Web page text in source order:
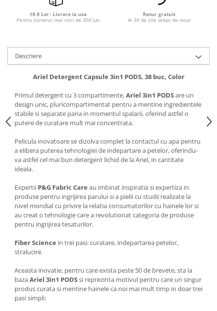
19.9 Lei - Livrare la usa
Pentru comenzi mai mici de 300 Lei
Retur gratuit
Ai 30 de zile drept de retur
Descriere
Ariel Detergent Capsule 3in1 PODS, 38 buc, Color
Primul detergent cu 3 compartimente,Ariel 3in1 PODSare un
design unic, pluricompartimentat pentru a mentine ingredientele
stabile si separate pana in momentul spalarii, oferind astfel o
putere de curatare mult mai concentrata.
Pelicula inovatoare se dizolva complet la contactul cu apa pentru
a elibera puterea tehnologiei de indepartare a petelor, oferindu-
va astfel cel mai bun detergent lichid de la Ariel, in cantitate
ideala.
Expertii P&G Fabric Care au imbinat inspiratia si expertiza in
produse pentru ingrijirea parului si a pielii cu studii realizate la
nivel mondial cu privire la relatia consumatorilor cu hainele lor si
au creat o tehnologie care a revolutionat categoria de produse
pentru ingrijirea tesaturilor.
Fiber Science in trei pasi: curatare, indepartarea petelor,
stralucire.
Aceasta inovatie, pentru care exista peste 50 de brevete, sta la
bazaAriel 3in1 PODSsi reprezinta motivul pentru care un singur
produs curata si mentine hainele ca noi mai mult timp in doar trei
pasi simpli: